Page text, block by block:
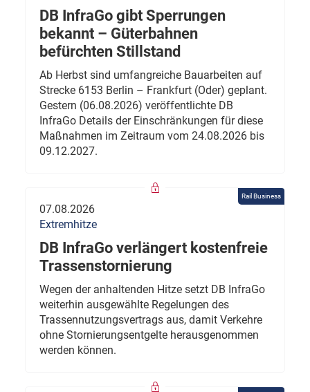
DB InfraGo gibt Sperrungen
bekannt – Güterbahnen
befürchten Stillstand
Ab Herbst sind umfangreiche Bauarbeiten auf
Strecke 6153 Berlin – Frankfurt (Oder) geplant.
Gestern (06.08.2026) veröffentlichte DB
InfraGo Details der Einschränkungen für diese
Maßnahmen im Zeitraum vom 24.08.2026 bis
09.12.2027.
Rail Business
07.08.2026
Extremhitze
DB InfraGo verlängert kostenfreie
Trassenstornierung
Wegen der anhaltenden Hitze setzt DB InfraGo
weiterhin ausgewählte Regelungen des
Trassennutzungsvertrags aus, damit Verkehre
ohne Stornierungsentgelte herausgenommen
werden können.